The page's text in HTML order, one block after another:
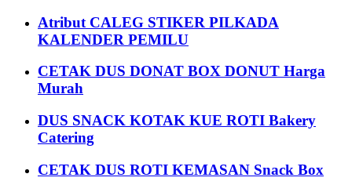
Atribut CALEG STIKER PILKADA
KALENDER PEMILU
CETAK DUS DONAT BOX DONUT Harga
Murah
DUS SNACK KOTAK KUE ROTI Bakery
Catering
CETAK DUS ROTI KEMASAN Snack Box